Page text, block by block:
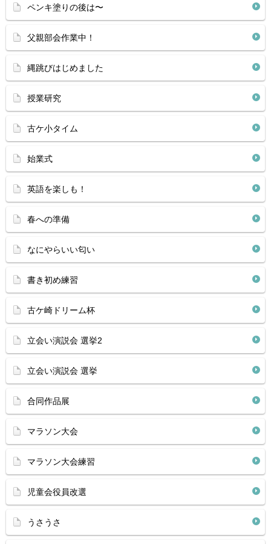
ペンキ塗りの後は〜
父親部会作業中！
縄跳びはじめました
授業研究
古ケ小タイム
始業式
英語を楽しも！
春への準備
なにやらいい匂い
書き初め練習
古ケ崎ドリーム杯
立会い演説会 選挙2
立会い演説会 選挙
合同作品展
マラソン大会
マラソン大会練習
児童会役員改選
うさうさ